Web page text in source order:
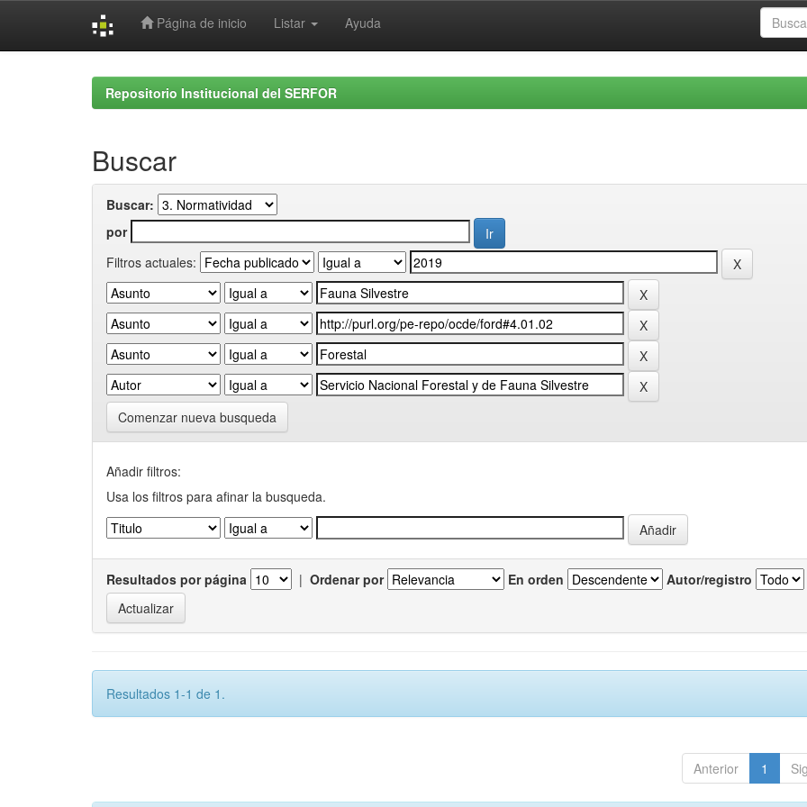
Página de inicio Listar Ayuda
Repositorio Institucional del SERFOR
Buscar
Buscar:
por
Filtros actuales:
Comenzar nueva busqueda
Añadir filtros:
Usa los filtros para afinar la busqueda.
Resultados por página | Ordenar por En orden Autor/registro
Resultados 1-1 de 1.
Anterior 1